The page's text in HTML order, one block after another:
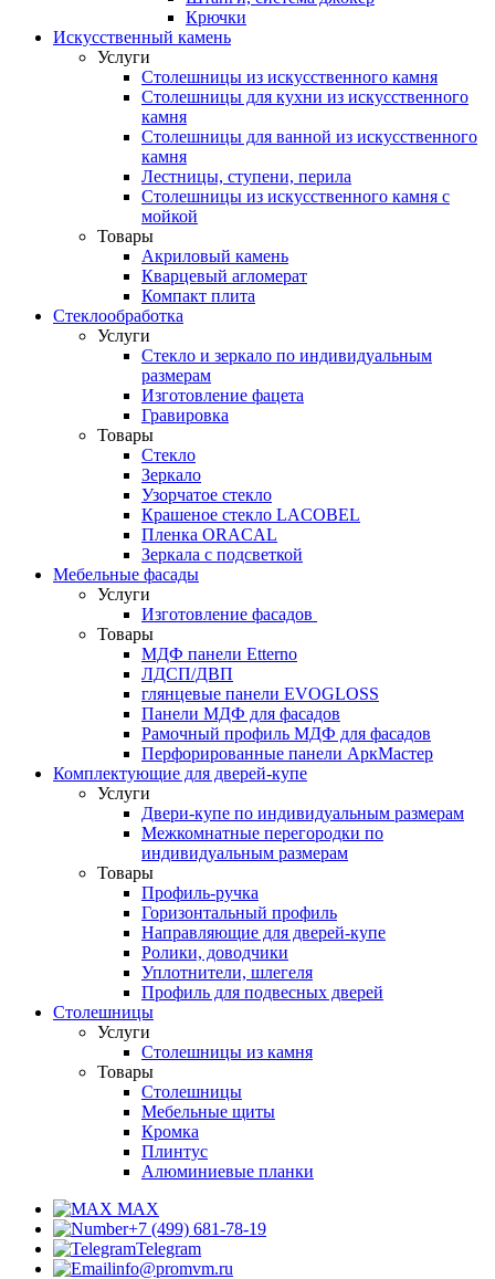
Крючки
Искусственный камень
Услуги
Столешницы из искусственного камня
Столешницы для кухни из искусственного
камня
Столешницы для ванной из искусственного
камня
Лестницы, ступени, перила
Столешницы из искусственного камня с
мойкой
Товары
Акриловый камень
Кварцевый агломерат
Компакт плита
Стеклообработка
Услуги
Стекло и зеркало по индивидуальным
размерам
Изготовление фацета
Гравировка
Товары
Стекло
Зеркало
Узорчатое стекло
Крашеное стекло LACOBEL
Пленка ORACAL
Зеркала с подсветкой
Мебельные фасады
Услуги
Изготовление фасадов
Товары
МДФ панели Etterno
ЛДСП/ДВП
глянцевые панели EVOGLOSS
Панели МДФ для фасадов
Рамочный профиль МДФ для фасадов
Перфорированные панели АркМастер
Комплектующие для дверей-купе
Услуги
Двери-купе по индивидуальным размерам
Межкомнатные перегородки по
индивидуальным размерам
Товары
Профиль-ручка
Горизонтальный профиль
Направляющие для дверей-купе
Ролики, доводчики
Уплотнители, шлегеля
Профиль для подвесных дверей
Столешницы
Услуги
Столешницы из камня
Товары
Столешницы
Мебельные щиты
Кромка
Плинтус
Алюминиевые планки
MAX
+7 (499) 681-78-19
Telegram
info@promvm.ru